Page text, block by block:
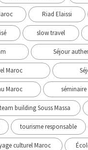
Riad Elaissi
slow travel
Séjour
Maroc
Maroc
team building Souss Massa
tourisme responsable
culturel Maroc